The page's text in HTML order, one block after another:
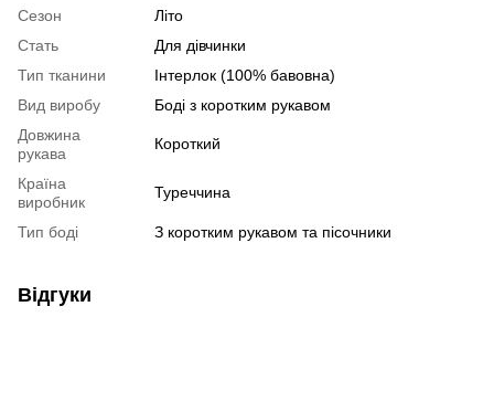
Сезон
Літо
Стать
Для дівчинки
Тип тканини
Інтерлок (100% бавовна)
Вид виробу
Боді з коротким рукавом
Довжина
рукава
Короткий
Країна
виробник
Туреччина
Тип боді З коротким рукавом та пісочники
Відгуки